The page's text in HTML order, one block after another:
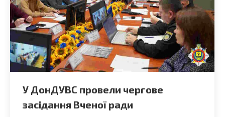
У ДонДУВС провели чергове
засідання Вченої ради